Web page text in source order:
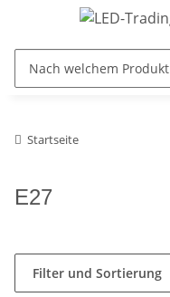
Startseite
E27
Filter und Sortierung